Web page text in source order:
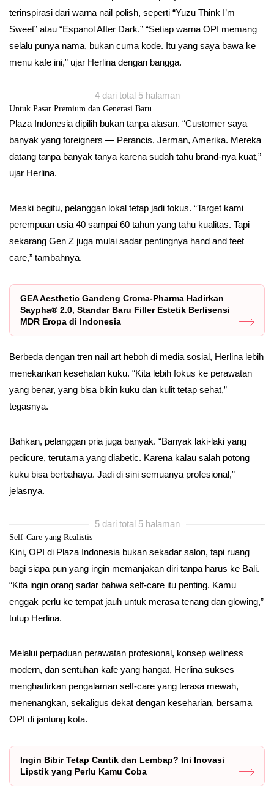
terinspirasi dari warna nail polish, seperti “Yuzu Think I’m
Sweet” atau “Espanol After Dark.” “Setiap warna OPI memang
selalu punya nama, bukan cuma kode. Itu yang saya bawa ke
menu kafe ini,” ujar Herlina dengan bangga.
4 dari total 5 halaman
Untuk Pasar Premium dan Generasi Baru
Plaza Indonesia dipilih bukan tanpa alasan. “Customer saya
banyak yang foreigners — Perancis, Jerman, Amerika. Mereka
datang tanpa banyak tanya karena sudah tahu brand-nya kuat,”
ujar Herlina.
Meski begitu, pelanggan lokal tetap jadi fokus. “Target kami
perempuan usia 40 sampai 60 tahun yang tahu kualitas. Tapi
sekarang Gen Z juga mulai sadar pentingnya hand and feet
care,” tambahnya.
GEA Aesthetic Gandeng Croma-Pharma Hadirkan
Saypha® 2.0, Standar Baru Filler Estetik Berlisensi
MDR Eropa di Indonesia
Berbeda dengan tren nail art heboh di media sosial, Herlina lebih
menekankan kesehatan kuku. “Kita lebih fokus ke perawatan
yang benar, yang bisa bikin kuku dan kulit tetap sehat,”
tegasnya.
Bahkan, pelanggan pria juga banyak. “Banyak laki-laki yang
pedicure, terutama yang diabetic. Karena kalau salah potong
kuku bisa berbahaya. Jadi di sini semuanya profesional,”
jelasnya.
5 dari total 5 halaman
Self-Care yang Realistis
Kini, OPI di Plaza Indonesia bukan sekadar salon, tapi ruang
bagi siapa pun yang ingin memanjakan diri tanpa harus ke Bali.
“Kita ingin orang sadar bahwa self-care itu penting. Kamu
enggak perlu ke tempat jauh untuk merasa tenang dan glowing,”
tutup Herlina.
Melalui perpaduan perawatan profesional, konsep wellness
modern, dan sentuhan kafe yang hangat, Herlina sukses
menghadirkan pengalaman self-care yang terasa mewah,
menenangkan, sekaligus dekat dengan keseharian, bersama
OPI di jantung kota.
Ingin Bibir Tetap Cantik dan Lembap? Ini Inovasi
Lipstik yang Perlu Kamu Coba